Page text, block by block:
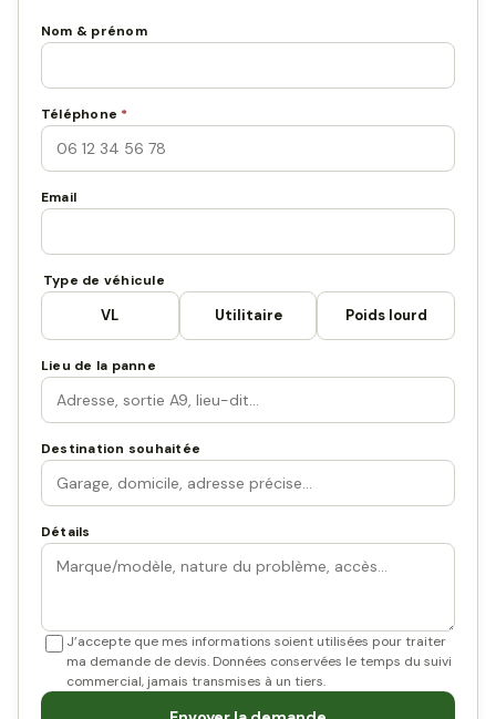
Nom & prénom
Téléphone *
Email
Type de véhicule
VL Utilitaire Poids lourd
Lieu de la panne
Destination souhaitée
Détails
J’accepte que mes informations soient utilisées pour traiter
ma demande de devis. Données conservées le temps du suivi
commercial, jamais transmises à un tiers.